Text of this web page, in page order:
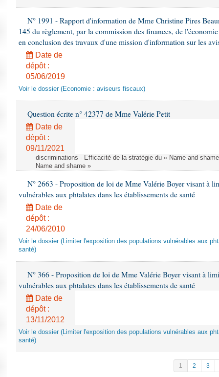
N° 1991 - Rapport d'information de Mme Christine Pires
145 du règlement, par la commission des finances, de
en conclusion des travaux d'une mission d'information sur les
Date de
dépôt :
05/06/2019
Voir le dossier (Economie : aviseurs fiscaux)
Question écrite n° 42377 de Mme Valérie Petit
Date de
dépôt :
09/11/2021
discriminations - Efficacité de la stratégie du « Name and
Name and shame »
N° 2663 - Proposition de loi de Mme Valérie Boyer visant à
vulnérables aux phtalates dans les établissements de santé
Date de
dépôt :
24/06/2010
Voir le dossier (Limiter l'exposition des populations vulnérables aux
santé)
N° 366 - Proposition de loi de Mme Valérie Boyer visant à
vulnérables aux phtalates dans les établissements de santé
Date de
dépôt :
13/11/2012
Voir le dossier (Limiter l'exposition des populations vulnérables aux
santé)
1 2 3